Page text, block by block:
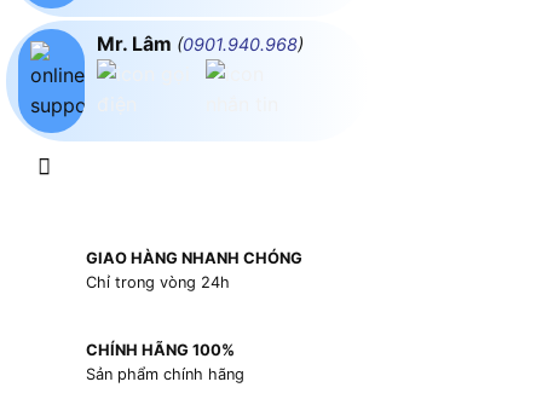
Mr. Lâm (0901.940.968)
GIAO HÀNG NHANH CHÓNG
Chỉ trong vòng 24h
CHÍNH HÃNG 100%
Sản phẩm chính hãng